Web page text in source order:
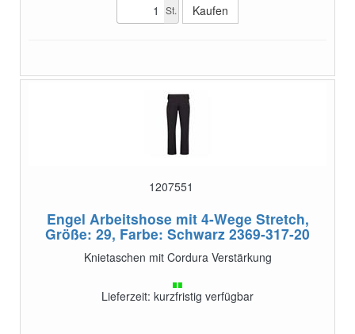
St.
1207551
Engel Arbeitshose mit 4-Wege Stretch,
Größe: 29, Farbe: Schwarz 2369-317-20
Knietaschen mit Cordura Verstärkung
Lieferzeit: kurzfristig verfügbar